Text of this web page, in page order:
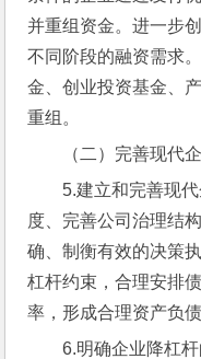
并重组资金。进一步
不同阶段的融资需求
金、创业投资基金、
重组。
（二）完善现代
5.建立和完善现
度、完善公司治理结
确、制衡有效的决策
杠杆约束，合理安排
率，形成合理资产负债
6.明确企业降杠